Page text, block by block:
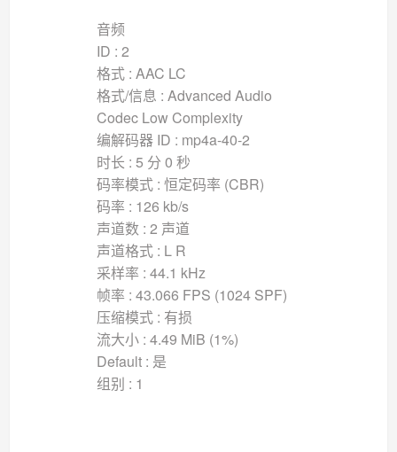
音频
ID : 2
格式 : AAC LC
格式/信息 : Advanced Audio
Codec Low Complexity
编解码器 ID : mp4a-40-2
时长 : 5 分 0 秒
码率模式 : 恒定码率 (CBR)
码率 : 126 kb/s
声道数 : 2 声道
声道格式 : L R
采样率 : 44.1 kHz
帧率 : 43.066 FPS (1024 SPF)
压缩模式 : 有损
流大小 : 4.49 MiB (1%)
Default : 是
组别 : 1